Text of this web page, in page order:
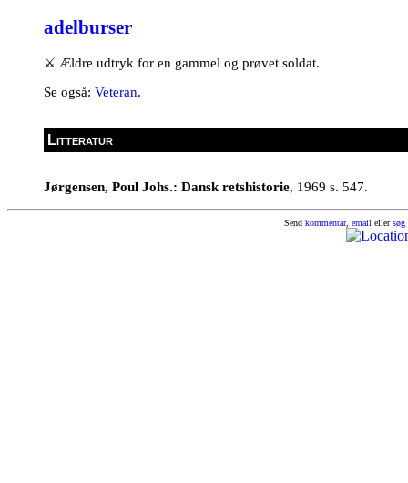
adelburser
⚔ Ældre udtryk for en gammel og prøvet soldat.
Se også: Veteran.
Litteratur
Jørgensen, Poul Johs.: Dansk retshistorie, 1969 s. 547.
Send kommentar, email ellersøg